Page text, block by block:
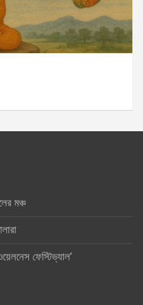
মঞ্চ
ফেস্টিভ্যাল’